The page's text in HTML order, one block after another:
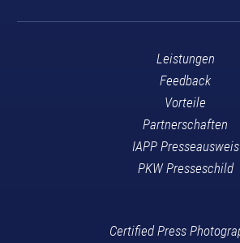
Leistungen
Feedback
Vorteile
Partnerschaften
IAPP Presseausweis
PKW Presseschild
Certified Press